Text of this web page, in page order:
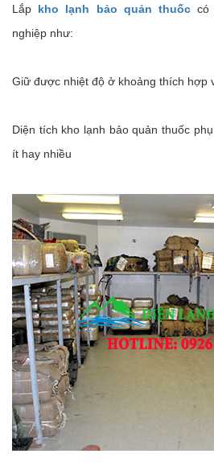
Lắp kho lạnh bảo quản thuốccó
nghiệp như:
Giữ được nhiệt độ ở khoảng thích hợp
Diện tích kho lạnh bảo quản thuốc
ít hay nhiều